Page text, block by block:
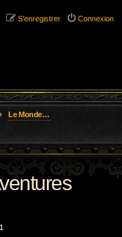
Connexion
S’enregistrer
Le Monde des Royaumes Oubliés
1